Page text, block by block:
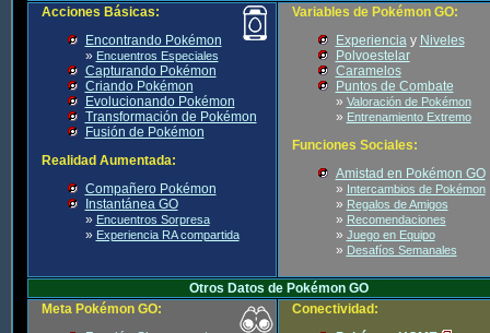
Acciones Básicas:
Encontrando Pokémon
» Encuentros Especiales
Capturando Pokémon
Criando Pokémon
Evolucionando Pokémon
Transformación de Pokémon
Fusión de Pokémon
Realidad Aumentada:
Compañero Pokémon
Instantánea GO
» Encuentros Sorpresa
» Experiencia RA compartida
Variables de Pokémon GO:
Experienciay Niveles
Polvoestelar
Caramelos
Puntos de Combate
» Valoración de Pokémon
» Entrenamiento Extremo
Funciones Sociales:
Amistad en Pokémon GO
» Intercambios de Pokémon
» Regalos de Amigos
» Recomendaciones
» Juego en Equipo
» Desafíos Semanales
Otros Datos de Pokémon GO
Meta Pokémon GO:
Conectividad: